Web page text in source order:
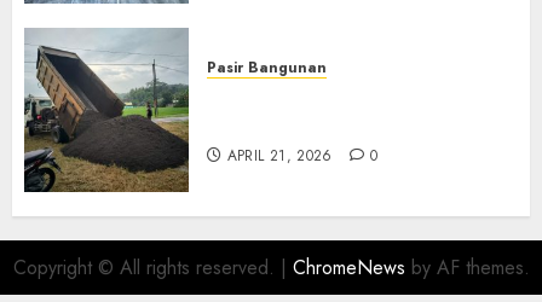
Pasir Bangunan
APRIL 21, 2026 0
Copyright © All rights reserved. | ChromeNews by AF themes.